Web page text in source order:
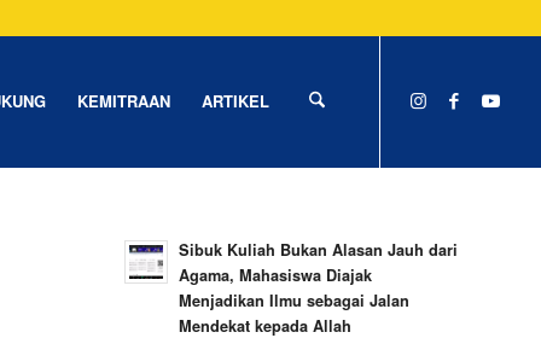
KEMITRAAN ARTIKEL
Sibuk Kuliah Bukan Alasan Jauh dari
Agama, Mahasiswa Diajak
Menjadikan Ilmu sebagai Jalan
Mendekat kepada Allah